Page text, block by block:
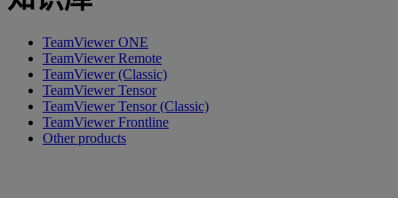
TeamViewer ONE
TeamViewer Remote
TeamViewer (Classic)
TeamViewer Tensor
TeamViewer Tensor (Classic)
TeamViewer Frontline
Other products